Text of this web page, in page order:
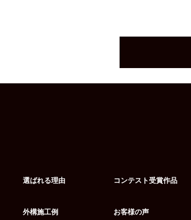
選ばれる理由
外構施工例
コンテスト受賞作品
お客様の声